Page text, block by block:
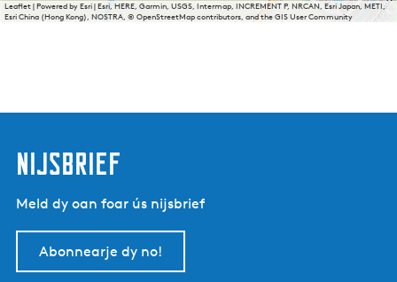
Leaflet|Powered by Esri | Esri, HERE, Garmin, USGS, Intermap, INCREMENT P, NRCAN, Esri Japan, METI,
Esri China (Hong Kong), NOSTRA, © OpenStreetMap contributors, and the GIS User Community
nijsbrief
Meld dy oan foar ús nijsbrief
Abonnearje dy no!